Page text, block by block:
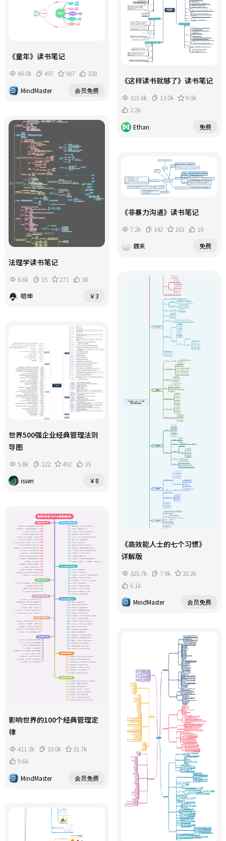
《童年》读书笔记
48.0k 497 987
338
MindMaster
会员免费
《这样读书就够了》读书笔记
101.6k 13.0k
9.0k
2.2k
Ethan
免费
法理学读书笔记
8.6k 15 271
38
嗯坤
￥3
《非暴力沟通》读书笔记
7.2k 142 163
19
魏来
免费
《高效能人士的七个习惯》
详解版
325.7k 7.9k
20.2k
6.1k
MindMaster
会员免费
世界500强企业经典管理法则
导图
5.8k 122 492
35
issen
￥8
影响世界的100个经典管理定
律
411.3k 10.0k
31.7k
9.6k
MindMaster
会员免费